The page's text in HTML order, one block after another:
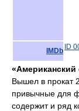
IMDb ID
Вышел в прокат
привычные для
содержит и ряд